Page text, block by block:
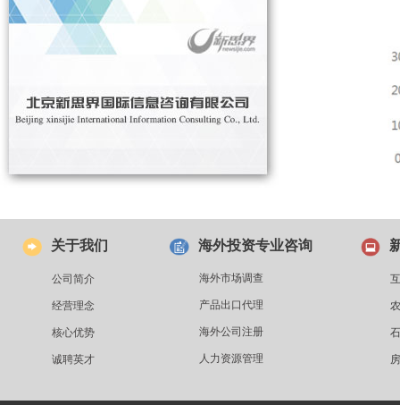
关于我们
公司简介
经营理念
核心优势
诚聘英才
海外投资专业咨询
海外市场调查
产品出口代理
海外公司注册
人力资源管理